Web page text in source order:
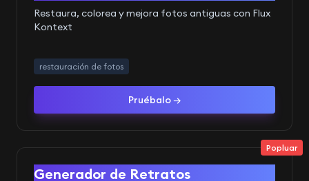
Restaura, colorea y mejora fotos antiguas con Flux
Kontext
restauración de fotos
Pruébalo →
Popluar
Antes Después
Generador de Retratos